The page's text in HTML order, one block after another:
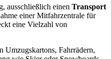
ausschließlich einen Transport
einer Mitfahrzentrale für
eine Vielzahl von
Umzugskartons, Fahrrädern,